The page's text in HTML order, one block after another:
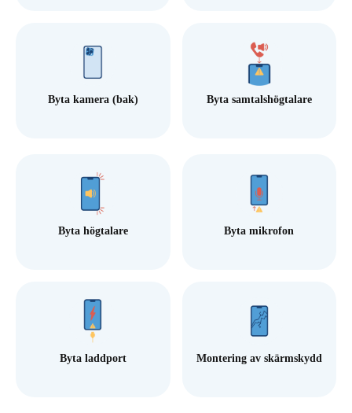
Byta kamera (bak) Byta samtalshögtalare
Byta högtalare Byta mikrofon
Byta laddport Montering av skärmskydd